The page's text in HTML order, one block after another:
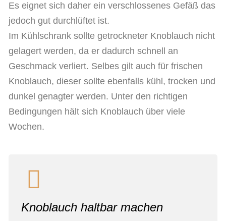
Es eignet sich daher ein verschlossenes Gefäß das
jedoch gut durchlüftet ist.
Im Kühlschrank sollte getrockneter Knoblauch nicht
gelagert werden, da er dadurch schnell an
Geschmack verliert. Selbes gilt auch für frischen
Knoblauch, dieser sollte ebenfalls kühl, trocken und
dunkel genagter werden. Unter den richtigen
Bedingungen hält sich Knoblauch über viele
Wochen.
Knoblauch haltbar machen